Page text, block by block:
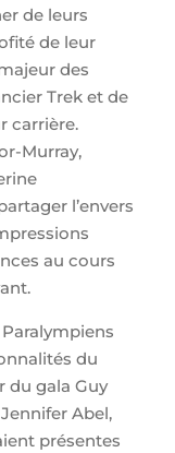
de leurs
de leur
des
Trek et de
carrière.
Murray,
l’envers
au cours
du
du gala Guy
Abel,
présentes